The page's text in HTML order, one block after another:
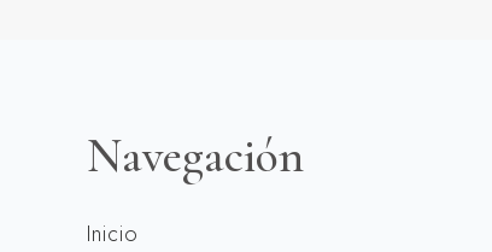
Navegación
Inicio